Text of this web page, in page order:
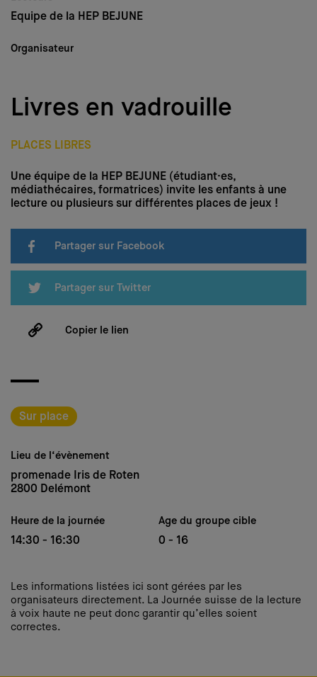
DE –
Equipe de la HEP BEJUNE
Organisateur
Livres en vadrouille
PLACES LIBRES
Une équipe de la HEP BEJUNE (étudiant·es,
médiathécaires, formatrices) invite les enfants à une
lecture ou plusieurs sur différentes places de jeux !
Partager sur Facebook
Partager sur Twitter
Copier le lien
Sur place
Lieu de l‘évènement
promenade Iris de Roten
2800 Delémont
Heure de la journée
14:30 - 16:30
Age du groupe cible
0 - 16
Les informations listées ici sont gérées par les
organisateurs directement. La Journée suisse de la lecture
à voix haute ne peut donc garantir qu’elles soient
correctes.